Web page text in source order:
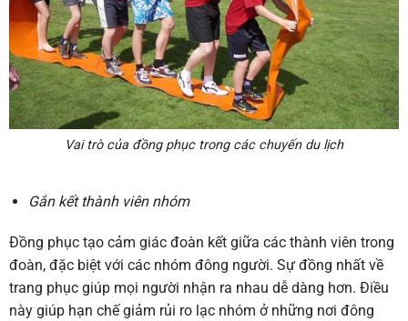
Vai trò của đồng phục trong các chuyến du lịch
Gắn kết thành viên nhóm
Đồng phục tạo cảm giác đoàn kết giữa các thành viên trong
đoàn, đặc biệt với các nhóm đông người. Sự đồng nhất về
trang phục giúp mọi người nhận ra nhau dễ dàng hơn. Điều
này giúp hạn chế giảm rủi ro lạc nhóm ở những nơi đông